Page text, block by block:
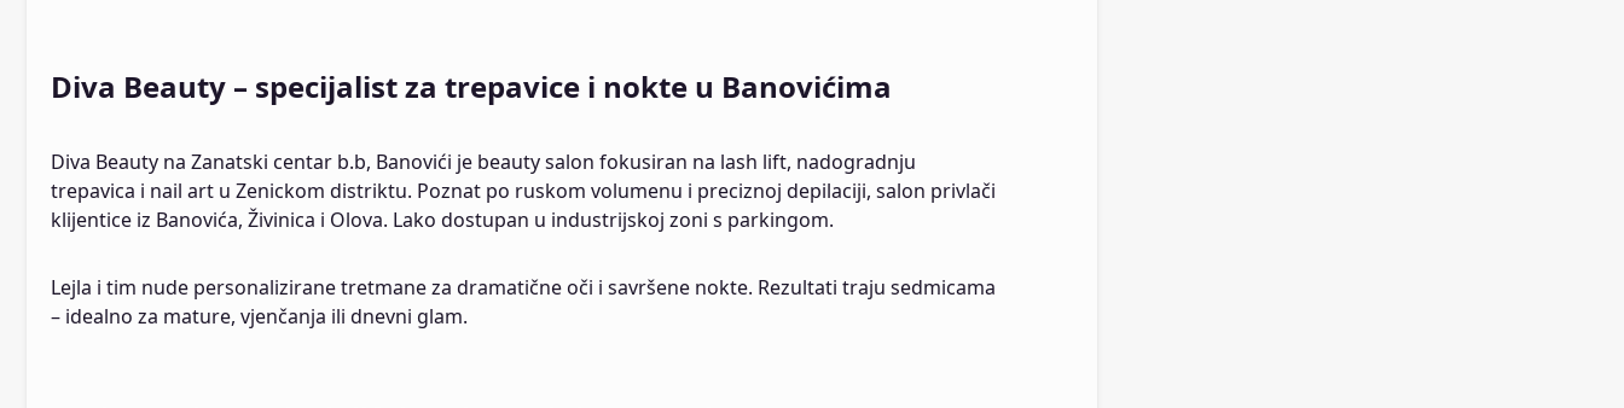
Diva Beauty – specijalist za trepavice i nokte u Banovićima
Diva Beauty na Zanatski centar b.b, Banovići je beauty salon fokusiran na lash lift, nadogradnju
trepavica i nail art u Zenickom distriktu. Poznat po ruskom volumenu i preciznoj depilaciji, salon privlači
klijentice iz Banovića, Živinica i Olova. Lako dostupan u industrijskoj zoni s parkingom.
Lejla i tim nude personalizirane tretmane za dramatične oči i savršene nokte. Rezultati traju sedmicama
– idealno za mature, vjenčanja ili dnevni glam.